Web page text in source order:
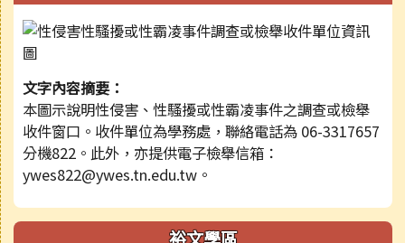
文字內容摘要：
本圖示說明性侵害、性騷擾或性霸凌事件之調查或檢舉
收件窗口。收件單位為學務處，聯絡電話為 06-3317657
分機822。此外，亦提供電子檢舉信箱：
ywes822@ywes.tn.edu.tw。